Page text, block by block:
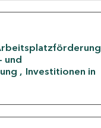
und
Investitionen in